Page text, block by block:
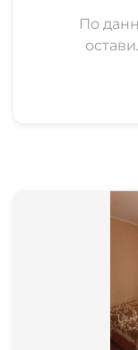
По